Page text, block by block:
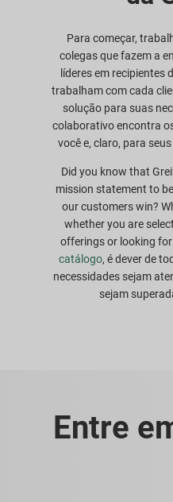
Para começar,
colegas que fazem a
líderes em recipientes
trabalham com cada
solução para suas
colaborativo encontra
você e, claro, para
Did you know that
mission statement to
our customers win?
whether you are
offerings or looking
catálogo, é dever de
necessidades sejam
sejam
Entre